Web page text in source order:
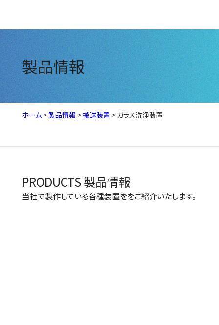
製品情報
ホーム>製品情報 >搬送装置 > ガラス洗浄装置
PRODUCTS製品情報
当社で製作している各種装置ををご紹介いたします。